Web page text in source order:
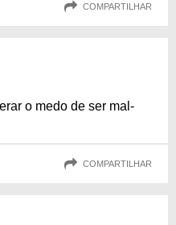
COMPARTILHAR
o medo de ser mal-
COMPARTILHAR